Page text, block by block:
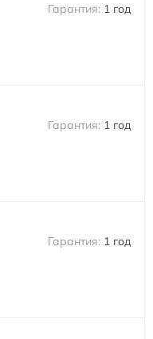
1 год
1 год
1 год